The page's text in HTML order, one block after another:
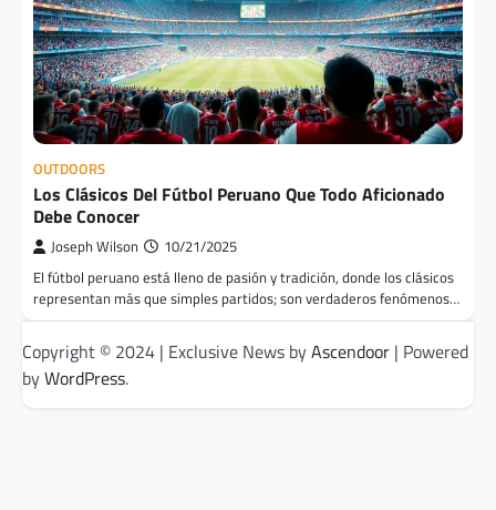
OUTDOORS
Los Clásicos Del Fútbol Peruano Que Todo Aficionado
Debe Conocer
Joseph Wilson 10/21/2025
El fútbol peruano está lleno de pasión y tradición, donde los clásicos
representan más que simples partidos; son verdaderos fenómenos…
Copyright © 2024 | Exclusive News byAscendoor | Powered
byWordPress.